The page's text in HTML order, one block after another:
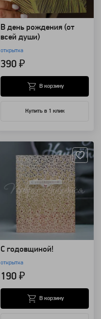
В день рождения (от
всей души)
открытка
390 ₽
Купить в 1 клик
В корзину
С годовщиной!
открытка
190 ₽
В корзину